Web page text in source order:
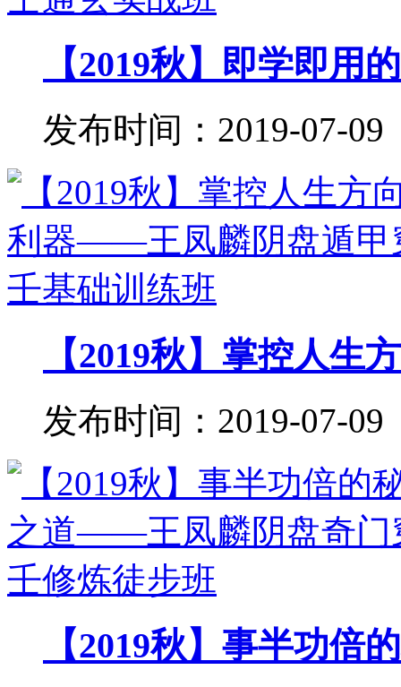
【2019秋】即学即用
发布时间：2019-07-09
【2019秋】掌控人
发布时间：2019-07-09
【2019秋】事半功